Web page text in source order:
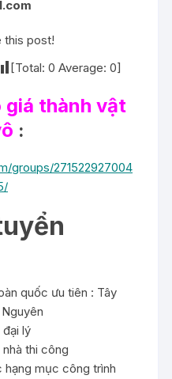
this post!
[Total:0 Average:0]
giá thành vật
:
groups/271522927004
quốc ưu tiên : Tây
lý
thi công
hạng mục công trình